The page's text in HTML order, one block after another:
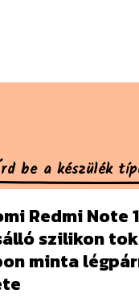
Redmi Note
szilikon
minta